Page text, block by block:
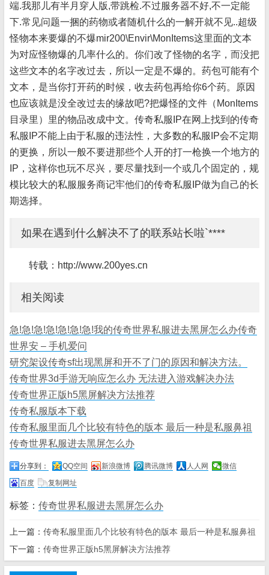
端.我那儿有半月穿人版,带跳检.不过服务器不好,不一定能
下.常见问题一捆的药物或者随机什么的一解开就不见..超级
怪物本来要爆的不爆mir200\Envir\MonItems这里面的文本
为对应怪物爆的几率什么的。你们改了怪物的名字，而没把
这些文本的名字改过去，所以一定是不爆的。药包可能有个
文本，是当你打开药的时候，收去药包再给你6个药。原因
也应该就是没全改过去的缘故吧?把爆怪的文件（MonItems
目录里）里的物品改成中文。传奇私服IP在网上找到的传奇
私服IP不能上由于私服的违法性，大多数的私服IP会不定期
的更换，所以一般不要进那些个人开的打一枪换一个地方的
IP，这样你也玩不尽兴，要尽量找到一个或几个固定的，规
模比较大的私服服务商记牢他们的传奇私服IP做为自己的长
期选择。
如果在遇到什么解决不了的联系站长啦`****
转载：http://www.200yes.cn
相关阅读
急!急!急!急!急!急!急!我的传奇世界私服进去黑屏怎么办传奇
世界安 – 手机爱问
研究架设传奇sf出现黑屏和开不了门的原因和解决方法。
传奇世界3d手游无响应怎么办 无法进入游戏解决办法
传奇世界正版h5黑屏解决方法推荐
传奇私服版本下载
传奇私服里面几个比较有特色的版本 最后一种是私服鼻祖
传奇世界私服进去黑屏怎么办
分享到： QQ空间 新浪微博 腾讯微博 人人网
微信
百度
复制网址
标签： 传奇世界私服进去黑屏怎么办
上一篇： 传奇私服里面几个比较有特色的版本 最后一种是私服鼻祖
下一篇： 传奇世界正版h5黑屏解决方法推荐